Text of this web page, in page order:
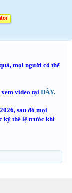
mọi người có thể
xem video tại ĐÂY.
sau đó mọi
kỹ thể lệ trước khi